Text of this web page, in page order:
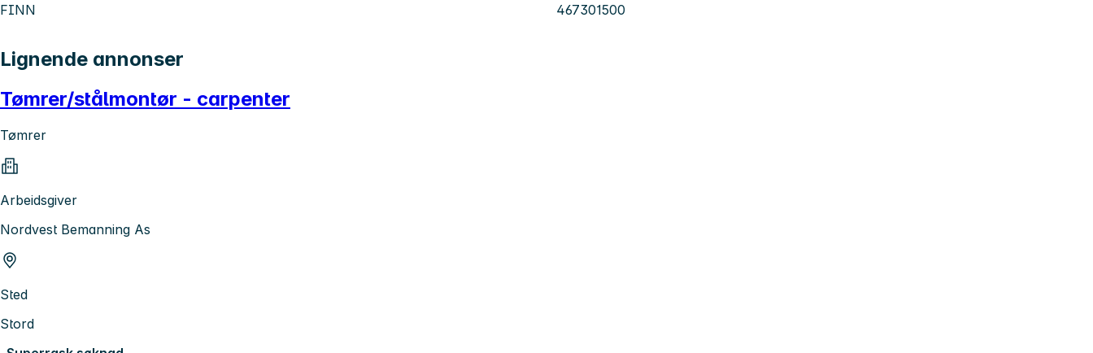
FINN
467301500
Lignende annonser
Tømrer/stålmontør - carpenter
Tømrer
Arbeidsgiver
Nordvest Bemanning As
Sted
Stord